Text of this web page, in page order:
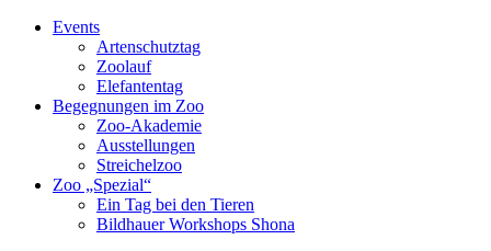
Events
Artenschutztag
Zoolauf
Elefantentag
Begegnungen im Zoo
Zoo-Akademie
Ausstellungen
Streichelzoo
Zoo „Spezial“
Ein Tag bei den Tieren
Bildhauer Workshops Shona